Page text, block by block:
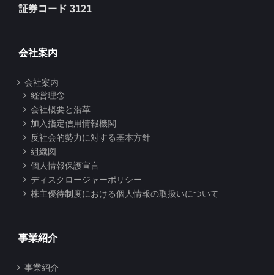
証券コード 3121
会社案内
会社案内
経営理念
会社概要と沿革
加入指定信用情報機関
反社会的勢力に対する基本方針
組織図
個人情報保護宣言
ディスクロージャーポリシー
株主優待制度における個人情報の取扱いについて
事業紹介
事業紹介